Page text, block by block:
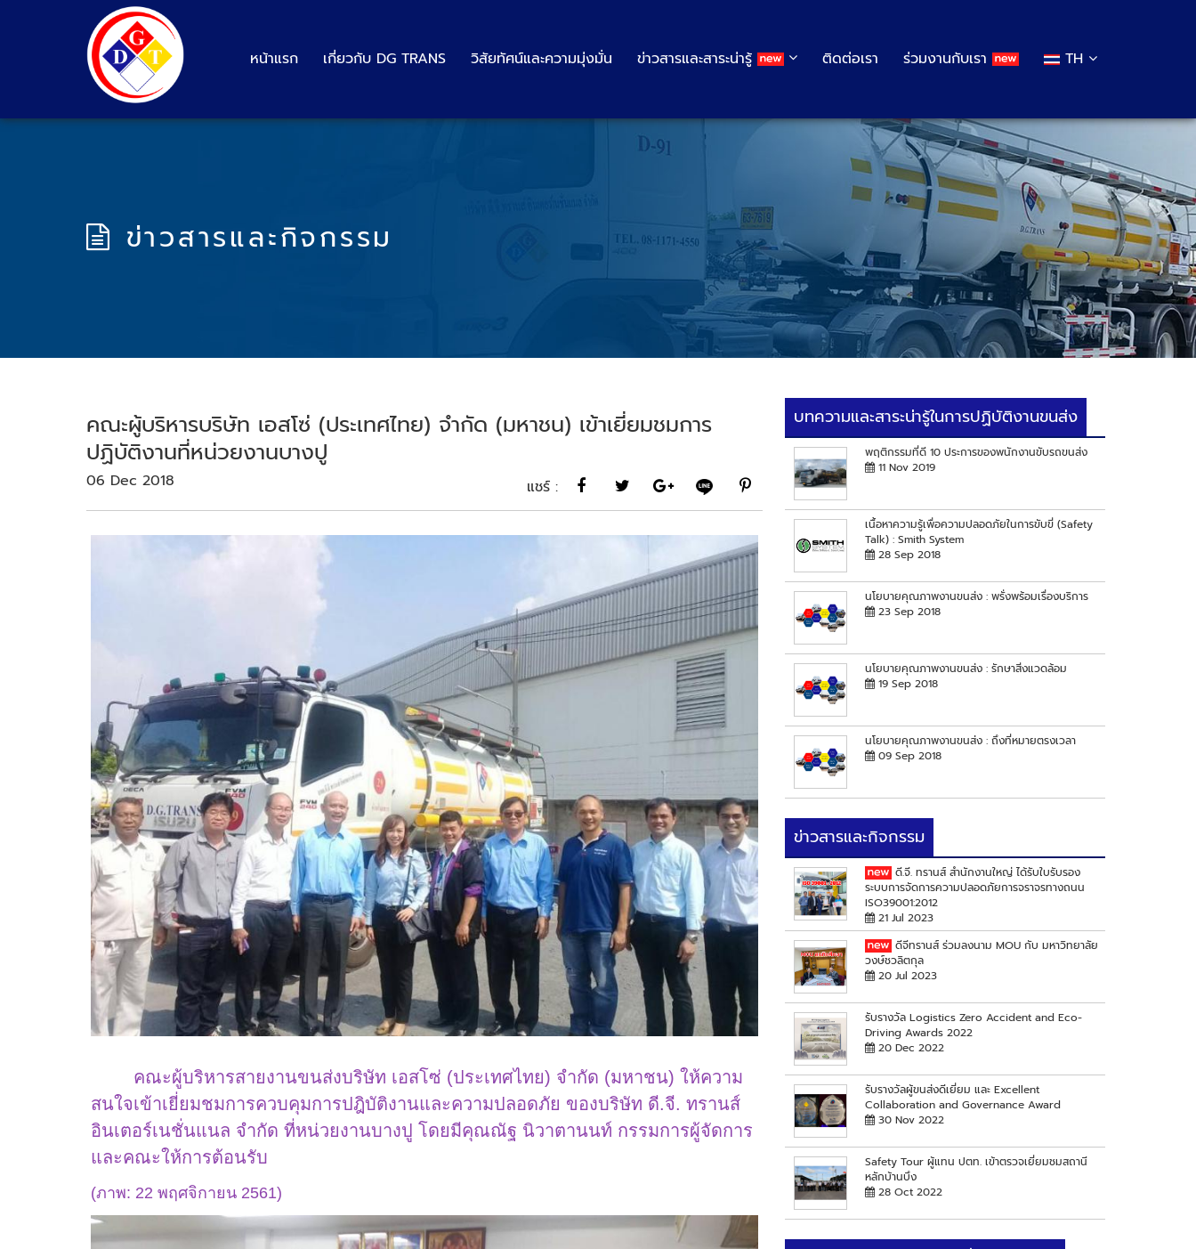
หน้าแรก เกี่ยวกับ DG TRANS วิสัยทัศน์และความมุ่งมั่น ข่าวสารและสาระน่ารู้ ติดต่อเรา ร่วมงานกับเรา TH
ข่าวสารและกิจกรรม
คณะผู้บริหารบริษัท เอสโซ่ (ประเทศไทย) จำกัด (มหาชน) เข้าเยี่ยมชมการ
ปฏิบัติงานที่หน่วยงานบางปู
06 Dec 2018 แชร์ :
คณะผู้บริหารสายงานขนส่งบริษัท เอสโซ่ (ประเทศไทย) จำกัด (มหาชน) ให้ความ
สนใจเข้าเยี่ยมชมการควบคุมการปฎิบัติงานและความปลอดภัย ของบริษัท ดี.จี. ทรานส์
อินเตอร์เนชั่นแนล จำกัด ที่หน่วยงานบางปู โดยมีคุณณัฐ นิวาตานนท์ กรรมการผู้จัดการ
และคณะให้การต้อนรับ
(ภาพ: 22 พฤศจิกายน 2561)
บทความและสาระน่ารู้ในการปฏิบัติงานขนส่ง
พฤติกรรมที่ดี 10 ประการของพนักงานขับรถขนส่ง
11 Nov 2019
เนื้อหาความรู้เพื่อความปลอดภัยในการขับขี่ (Safety
Talk) : Smith System
28 Sep 2018
นโยบายคุณภาพงานขนส่ง : พรั่งพร้อมเรื่องบริการ
23 Sep 2018
นโยบายคุณภาพงานขนส่ง : รักษาสิ่งแวดล้อม
19 Sep 2018
นโยบายคุณภาพงานขนส่ง : ถึงที่หมายตรงเวลา
09 Sep 2018
ข่าวสารและกิจกรรม
ดี.จี. ทรานส์ สำนักงานใหญ่ ได้รับใบรับรอง
ระบบการจัดการความปลอดภัยการจราจรทางถนน
ISO39001:2012
21 Jul 2023
ดีจีทรานส์ ร่วมลงนาม MOU กับ มหาวิทยาลัย
วงษ์ชวลิตกุล
20 Jul 2023
รับรางวัล Logistics Zero Accident and Eco-
Driving Awards 2022
20 Dec 2022
รับรางวัลผู้ขนส่งดีเยี่ยม และ Excellent
Collaboration and Governance Award
30 Nov 2022
Safety Tour ผู้แทน ปตท. เข้าตรวจเยี่ยมชมสถานี
หลักบ้านบึง
28 Oct 2022